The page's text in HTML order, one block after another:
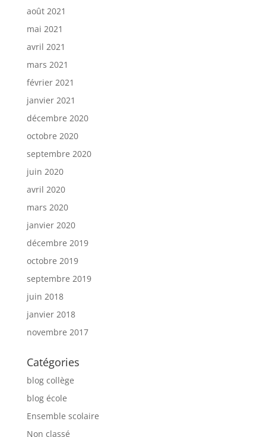
août 2021
mai 2021
avril 2021
mars 2021
février 2021
janvier 2021
décembre 2020
octobre 2020
septembre 2020
juin 2020
avril 2020
mars 2020
janvier 2020
décembre 2019
octobre 2019
septembre 2019
juin 2018
janvier 2018
novembre 2017
Catégories
blog collège
blog école
Ensemble scolaire
Non classé